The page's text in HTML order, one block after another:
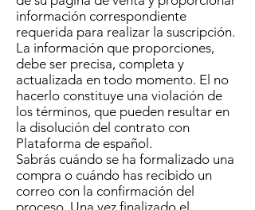
información correspondiente
requerida para realizar la suscripción.
La información que proporciones,
debe ser precisa, completa y
actualizada en todo momento. El no
hacerlo constituye una violación de
los términos, que pueden resultar en
la disolución del contrato con
Plataforma de español.
Sabrás cuándo se ha formalizado una
compra o cuándo has recibido un
correo con la confirmación del
proceso. Una vez finalizado el